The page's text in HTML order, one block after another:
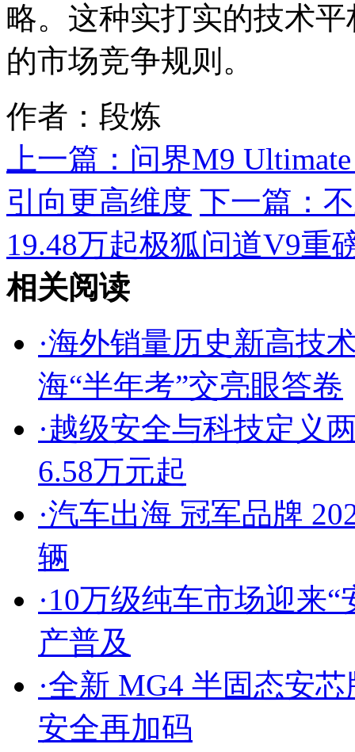
略。这种实打实的技术
的市场竞争规则。
作者：段炼
上一篇： 问界M9
引向更高维度 下一篇：
19.48万起极狐问道V9重
相关阅读
·海外销量历史新高技
海“半年考”交亮眼答卷
·越级安全与科技定义
6.58万元起
·汽车出海 冠军品牌
辆
·10万级纯车市场迎来
产普及
·全新 MG4 半固态安
安全再加码